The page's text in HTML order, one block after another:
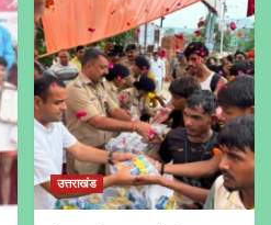
उत्तराखंड